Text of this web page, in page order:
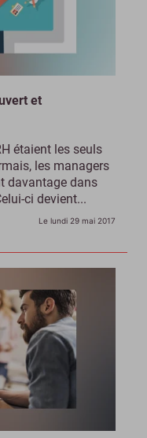
et
étaient les seuls
les managers
davantage dans
ci devient...
Le lundi 29 mai 2017